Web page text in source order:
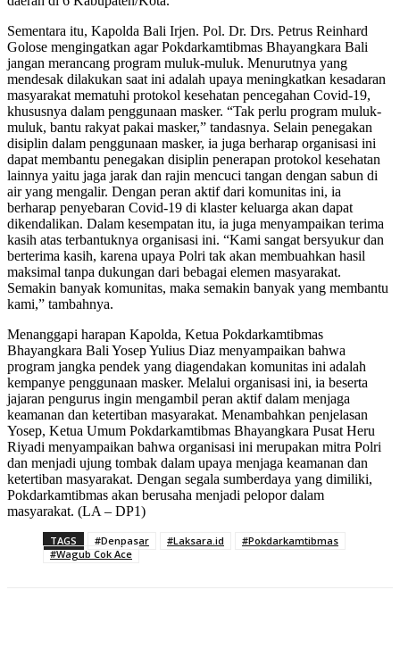
Sementara itu, Kapolda Bali Irjen. Pol. Dr. Drs. Petrus Reinhard
Golose mengingatkan agar Pokdarkamtibmas Bhayangkara Bali
jangan merancang program muluk-muluk. Menurutnya yang
mendesak dilakukan saat ini adalah upaya meningkatkan kesadaran
masyarakat mematuhi protokol kesehatan pencegahan Covid-19,
khususnya dalam penggunaan masker. “Tak perlu program muluk-
muluk, bantu rakyat pakai masker,” tandasnya. Selain penegakan
disiplin dalam penggunaan masker, ia juga berharap organisasi ini
dapat membantu penegakan disiplin penerapan protokol kesehatan
lainnya yaitu jaga jarak dan rajin mencuci tangan dengan sabun di
air yang mengalir. Dengan peran aktif dari komunitas ini, ia
berharap penyebaran Covid-19 di klaster keluarga akan dapat
dikendalikan. Dalam kesempatan itu, ia juga menyampaikan terima
kasih atas terbantuknya organisasi ini. “Kami sangat bersyukur dan
berterima kasih, karena upaya Polri tak akan membuahkan hasil
maksimal tanpa dukungan dari bebagai elemen masyarakat.
Semakin banyak komunitas, maka semakin banyak yang membantu
kami,” tambahnya.
Menanggapi harapan Kapolda, Ketua Pokdarkamtibmas
Bhayangkara Bali Yosep Yulius Diaz menyampaikan bahwa
program jangka pendek yang diagendakan komunitas ini adalah
kempanye penggunaan masker. Melalui organisasi ini, ia beserta
jajaran pengurus ingin mengambil peran aktif dalam menjaga
keamanan dan ketertiban masyarakat. Menambahkan penjelasan
Yosep, Ketua Umum Pokdarkamtibmas Bhayangkara Pusat Heru
Riyadi menyampaikan bahwa organisasi ini merupakan mitra Polri
dan menjadi ujung tombak dalam upaya menjaga keamanan dan
ketertiban masyarakat. Dengan segala sumberdaya yang dimiliki,
Pokdarkamtibmas akan berusaha menjadi pelopor dalam
masyarakat. (LA – DP1)
TAGS #Denpasar #Laksara.id
#Pokdarkamtibmas
#Wagub Cok Ace